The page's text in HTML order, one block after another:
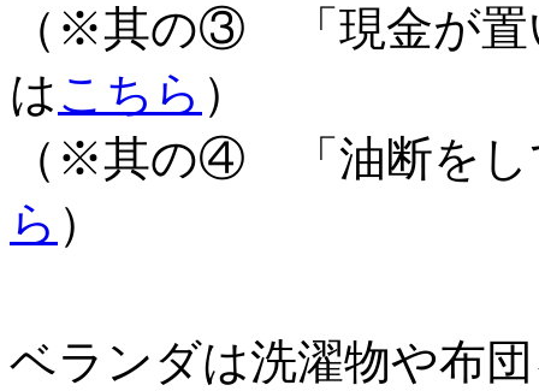
（※其の③ 「現金が
はこちら ）
（※其の④ 「油断を
ら ）
ベランダは洗濯物や布